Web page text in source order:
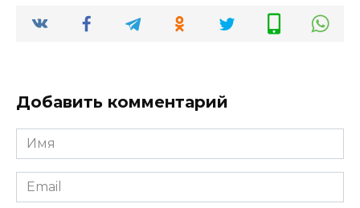
Добавить комментарий
Имя
*
Email
*